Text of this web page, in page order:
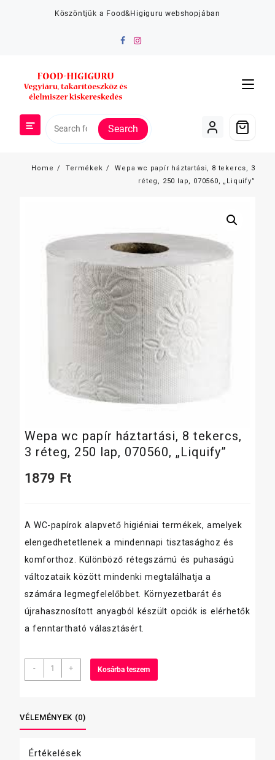
Köszöntjük a Food&Higiguru webshopjában
Search
Home Termékek
Wepa wc papír háztartási, 8 tekercs, 3
réteg, 250 lap, 070560, „Liquify”
Wepa wc papír háztartási, 8 tekercs,
3 réteg, 250 lap, 070560, „Liquify”
1879 Ft
A WC-papírok alapvető higiéniai termékek, amelyek
elengedhetetlenek a mindennapi tisztasághoz és
komforthoz. Különböző rétegszámú és puhaságú
változataik között mindenki megtalálhatja a
számára legmegfelelőbbet. Környezetbarát és
újrahasznosított anyagból készült opciók is elérhetők
a fenntartható választásért.
-
Wepa
wc
8
tekercs,
réteg,
+ Kosárba teszem
VÉLEMÉNYEK (0)
Értékelések